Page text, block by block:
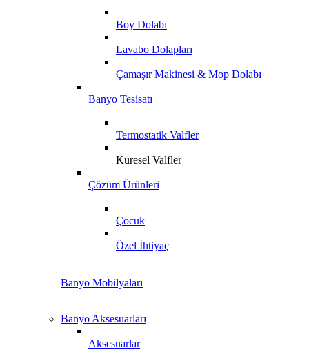
Boy Dolabı
Lavabo Dolapları
Çamaşır Makinesi & Mop Dolabı
Banyo Tesisatı
Termostatik Valfler
Küresel Valfler
Çözüm Ürünleri
Çocuk
Özel İhtiyaç
Banyo Mobilyaları
Banyo Aksesuarları
Aksesuarlar